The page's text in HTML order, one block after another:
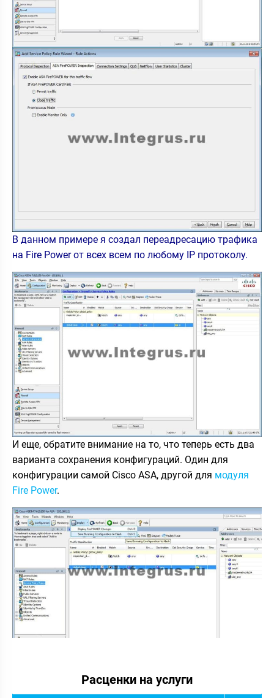
В данном примере я создал переадресацию трафика
на Fire Power от всех всем по любому IP протоколу.
И еще, обратите внимание на то, что теперь есть два
варианта сохранения конфигураций. Один для
конфигурации самой Cisco ASA, другой для модуля
Fire Power.
Расценки на услуги